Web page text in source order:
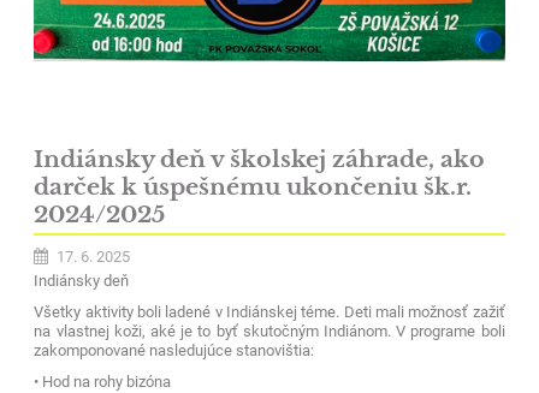
Indiánsky deň v školskej záhrade, ako
darček k úspešnému ukončeniu šk.r.
2024/2025
17. 6. 2025
Indiánsky deň
Všetky aktivity boli ladené v Indiánskej téme. Deti mali možnosť zažiť
na vlastnej koži, aké je to byť skutočným Indiánom. V programe boli
zakomponované nasledujúce stanovištia:
• Hod na rohy bizóna